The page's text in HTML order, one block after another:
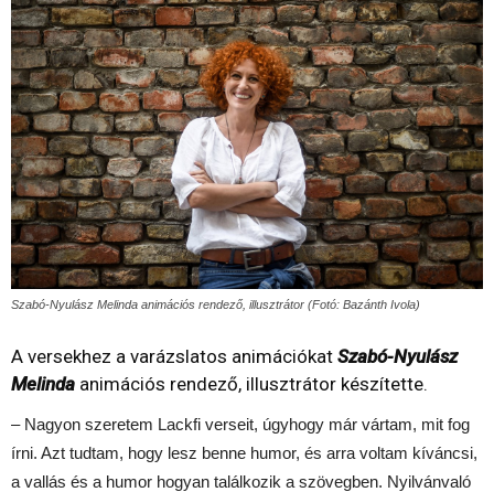
Szabó-Nyulász Melinda animációs rendező, illusztrátor (Fotó: Bazánth Ivola)
A versekhez a varázslatos animációkat Szabó-Nyulász
Melinda animációs rendező, illusztrátor készítette.
– Nagyon szeretem Lackfi verseit, úgyhogy már vártam, mit fog
írni. Azt tudtam, hogy lesz benne humor, és arra voltam kíváncsi,
a vallás és a humor hogyan találkozik a szövegben. Nyilvánvaló